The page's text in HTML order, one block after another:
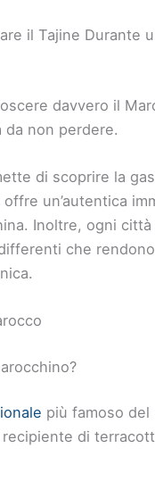
il Tajine Durante
davvero il
da non perdere.
di scoprire la
offre un’autentica
Inoltre, ogni
che
più famoso del
di